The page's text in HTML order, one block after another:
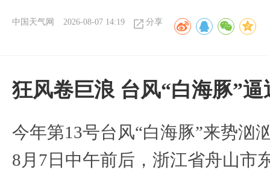
中国天气网 2026-08-07 14:19 分享
狂风卷巨浪 台风“白海豚”
今年第13号台风“白海豚”来势汹
8月7日中午前后，浙江省舟山市